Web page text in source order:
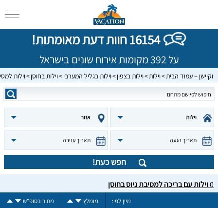
16154 חוות דעת מאומתות!
על 392 מקומות אירוח שונים בישראל
וקיישן – עמוד הבית וילות וילות בצפון וילות בגליל המערבי וילות בחוסן וילות
וילות אזור
תאריך הגעה תאריך עזיבה
חפש כעת!
0וילות עם בריכה למסיבת גיוס בחוסן
מיין לפי: מומלץ מחיר בסופ"ש